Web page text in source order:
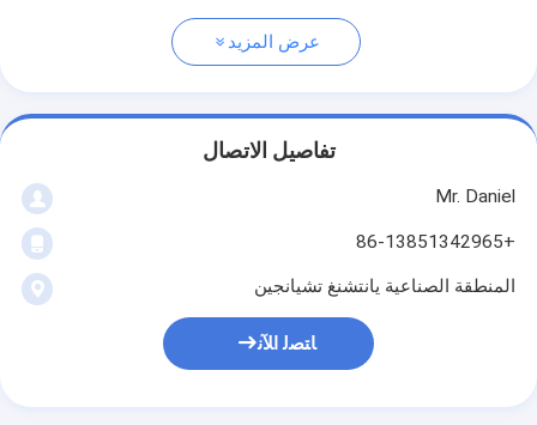
عرض المزيد
تفاصيل الاتصال
Mr. Daniel
+86-13851342965
المنطقة الصناعية يانتشنغ تشيانجين
ﺎﺘﺼﻟ ﺍﻶﻧ